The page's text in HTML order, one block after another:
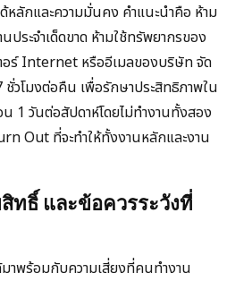
หลักและความมั่นคง คำแนะนำคือ ห้าม
นประจำเด็ดขาด ห้ามใช้ทรัพยากรของ
ร์ Internet หรืออีเมลของบริษัท จัด
ชั่วโมงต่อคืน เพื่อรักษาประสิทธิภาพใน
1 วันต่อสัปดาห์โดยไม่ทำงานทั้งสอง
Out ที่จะทำให้ทั้งงานหลักและงาน
ทธิ์ และข้อควรระวังที่
มาพร้อมกับความเสี่ยงที่คนทำงาน